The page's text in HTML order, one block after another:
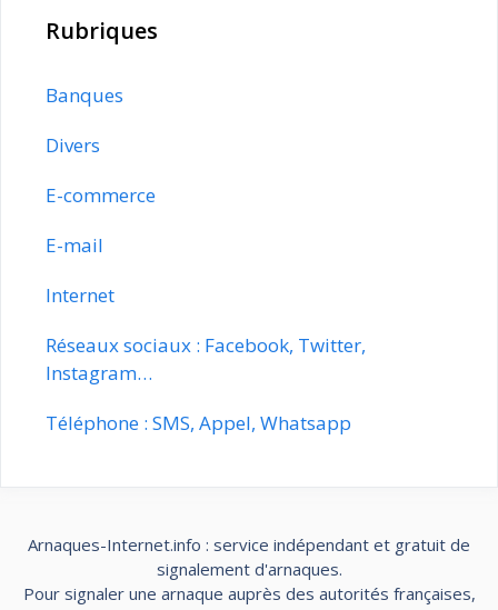
Rubriques
Banques
Divers
E-commerce
E-mail
Internet
Réseaux sociaux : Facebook, Twitter,
Instagram…
Téléphone : SMS, Appel, Whatsapp
Arnaques-Internet.info : service indépendant et gratuit de
signalement d'arnaques.
Pour signaler une arnaque auprès des autorités françaises,